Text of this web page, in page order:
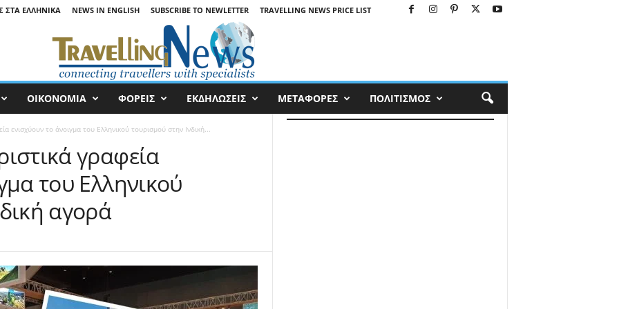
ΣΤΑ ΕΛΛΗΝΙΚΆ NEWS IN ENGLISH SUBSCRIBE TO NEWLETTER TRAVELLING NEWS PRICE LIST
ΟΙΚΟΝΟΜΙΑ ΦΟΡΕΙΣ ΕΚΔΗΛΩΣΕΙΣ ΜΕΤΑΦΟΡΕΣ ΠΟΛΙΤΙΣΜΟΣ
ενισχύουν το άνοιγμα του Ελληνικού τουρισμού στην Ινδική...
γραφεία
του Ελληνικού
αγορά